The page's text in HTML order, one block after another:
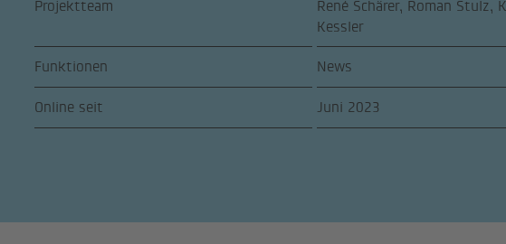
Projektteam
René Schärer, Roman Stulz,
Kessler
Funktionen News
Online seit Juni 2023